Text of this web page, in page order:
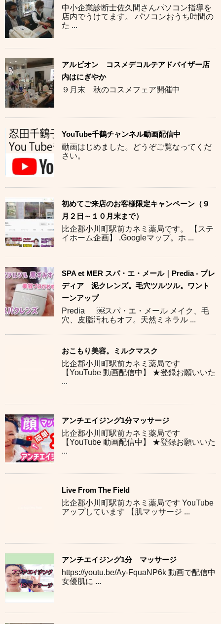
中小企業診断士佐久間さんパソコン指導を
店内でうけてます。 パソコンおうち時間の
た ...
アルビオン コスメデコルテアドバイザー店
内はにぎやか
９月末 秋のコスメフェア開催中
YouTube千鶴チャンネル動画配信中
動画はじめました。どうぞご覧なってくだ
さい。
初めてご来店のお客様限定キャンペーン（９
月２日～１０月末まで）
比企郡小川町駅前カネミ薬局です。 【ステ
イホーム企画】 .Googleマップ。ホ ...
SPA et MER スパ・エ・メール｜Predia - プレ
ディア 泥クレンズ。毛穴ツルツル。ワント
ーンアップ
Predia ￼スパ・エ・メール メイク、毛
穴、皮脂汚れもオフ。天然ミネラル ...
おこもり美容。ミルクマスク
比企郡小川町駅前カネミ薬局です
【YouTube 動画配信中】 ★登録お願いいた
...
アンチエイジング1分マッサージ
比企郡小川町駅前カネミ薬局です
【YouTube 動画配信中】 ★登録お願いいた
...
Live From The Field
比企郡小川町駅前カネミ薬局です YouTube
アップしています 【肌マッサージ ...
アンチエイジング1分 マッサージ
https://youtu.be/Ay-FquaNP6k 動画で配信中
女優肌に ...